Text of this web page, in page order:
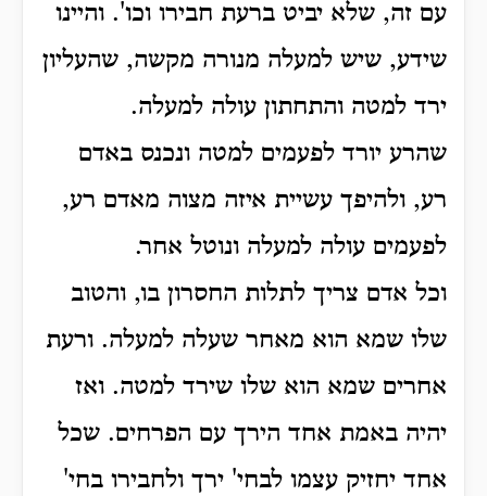
עם זה, שלא יביט ברעת חבירו וכו'. והיינו
שידע, שיש למעלה מנורה מקשה, שהעליון
ירד למטה והתחתון עולה למעלה.
שהרע יורד לפעמים למטה ונכנס באדם
רע, ולהיפך עשיית איזה מצוה מאדם רע,
לפעמים עולה למעלה ונוטל אחר.
וכל אדם צריך לתלות החסרון בו, והטוב
שלו שמא הוא מאחר שעלה למעלה. ורעת
אחרים שמא הוא שלו שירד למטה. ואז
יהיה באמת אחד הירך עם הפרחים. שכל
אחד יחזיק עצמו לבחי' ירך ולחבירו בחי'